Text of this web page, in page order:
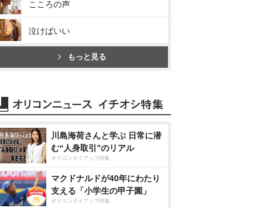
こころの声
泣けばいい
もっと見る
川島海荷さんと学ぶ 日常に潜
む“人身取引”のリアル
オリコンタイアップ特集
マクドナルドが40年にわたり
支える「小学生の甲子園」
オリコンタイアップ特集